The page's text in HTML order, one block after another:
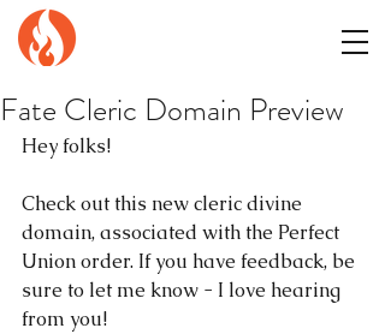
Fate Cleric Domain Preview
Hey folks!
Check out this new cleric divine
domain, associated with the Perfect
Union order. If you have feedback, be
sure to let me know - I love hearing
from you!